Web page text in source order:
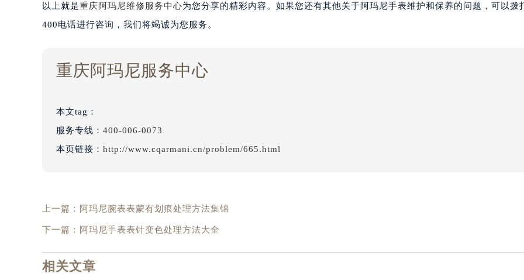
以上就是重庆阿玛尼维修服务中心为您分享的精彩内容。如果您还有其他关于阿玛尼手表维护和保养的问题，可以拨
400电话进行咨询，我们将竭诚为您服务。
重庆阿玛尼服务中心
本文tag：
服务专线： 400-006-0073
本页链接： http://www.cqarmani.cn/problem/665.html
上一篇： 阿玛尼腕表表蒙有划痕处理方法集锦
下一篇： 阿玛尼手表表针变色处理方法大全
相关文章